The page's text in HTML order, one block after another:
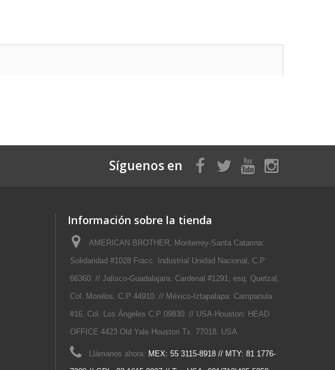
Síguenos en
Información sobre la tienda
AMERICAN BROTHER, Monterrey-Santa Catarina:
Solidaridad #1028 Fracc. Industrial Unidad Nacional, C.P
66360. // Jalisco-Guadalajara: Cardenal #1291, esq. Quetzal,
Col. Morelos, C.P 44910. // México-Iztapalapa: Campanula
#16, Col. Los Ángeles C.P 09830. // USA-Houston: HEAD
OFFICE 4423 Old Yale Houston Tx. 77018. USA.
Llámanos ahora: MEX: 55 3115-8918 // MTY: 81 1776-